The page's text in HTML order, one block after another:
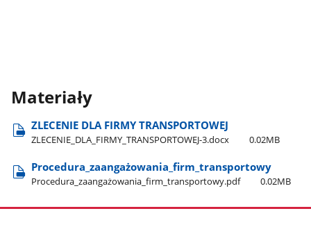
Materiały
ZLECENIE DLA FIRMY TRANSPORTOWEJ
ZLECENIE​_DLA​_FIRMY​_TRANSPORTOWEJ-3.docx 0.02MB
Procedura​_zaangażowania​_firm​_transportowy
Procedura​_zaangażowania​_firm​_transportowy.pdf 0.02MB